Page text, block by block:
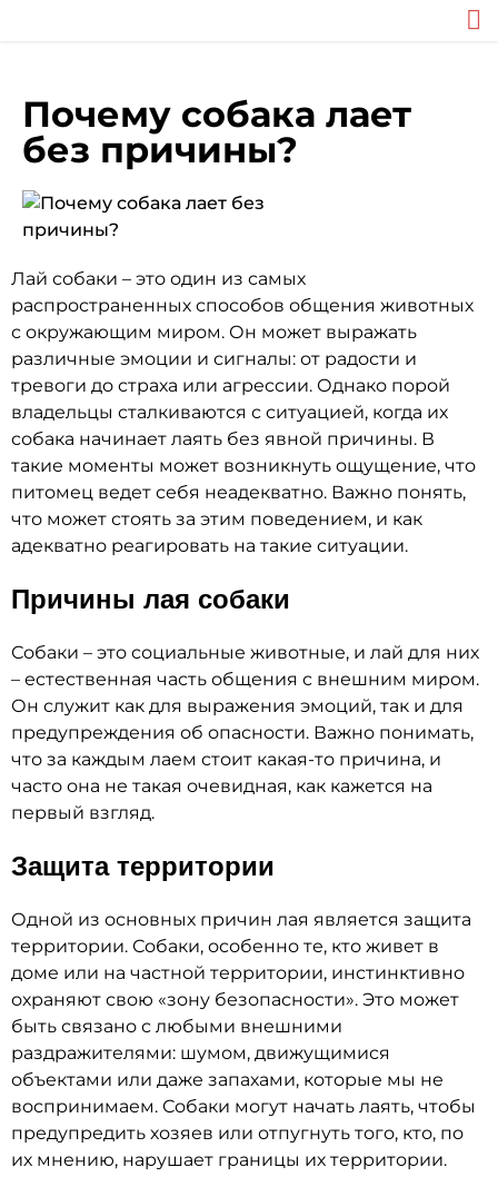
Почему собака лает
без причины?
Лай собаки – это один из самых
распространенных способов общения животных
с окружающим миром. Он может выражать
различные эмоции и сигналы: от радости и
тревоги до страха или агрессии. Однако порой
владельцы сталкиваются с ситуацией, когда их
собака начинает лаять без явной причины. В
такие моменты может возникнуть ощущение, что
питомец ведет себя неадекватно. Важно понять,
что может стоять за этим поведением, и как
адекватно реагировать на такие ситуации.
Причины лая собаки
Собаки – это социальные животные, и лай для них
– естественная часть общения с внешним миром.
Он служит как для выражения эмоций, так и для
предупреждения об опасности. Важно понимать,
что за каждым лаем стоит какая-то причина, и
часто она не такая очевидная, как кажется на
первый взгляд.
Защита территории
Одной из основных причин лая является защита
территории. Собаки, особенно те, кто живет в
доме или на частной территории, инстинктивно
охраняют свою «зону безопасности». Это может
быть связано с любыми внешними
раздражителями: шумом, движущимися
объектами или даже запахами, которые мы не
воспринимаем. Собаки могут начать лаять, чтобы
предупредить хозяев или отпугнуть того, кто, по
их мнению, нарушает границы их территории.